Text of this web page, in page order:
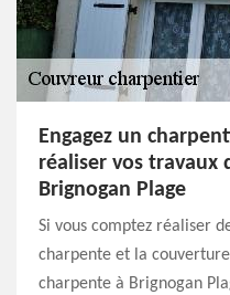
Engagez un
réaliser vos travaux
Brignogan Plage
Si vous comptez réaliser
charpente et la
charpente à Brignogan